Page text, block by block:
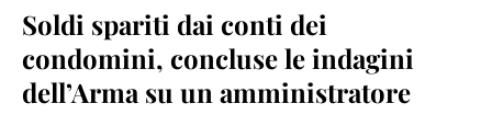
Soldi spariti dai conti dei
condomini, concluse le indagini
dell’Arma su un amministratore